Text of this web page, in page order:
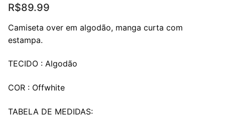
R$89.99
Camiseta over em algodão, manga curta com
estampa.
TECIDO : Algodão
COR : Offwhite
TABELA DE MEDIDAS: